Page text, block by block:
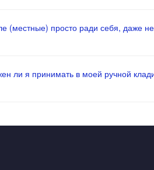
(местные) просто ради себя, даже
ли я принимать в моей ручной